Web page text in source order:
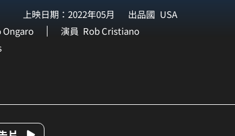
上映日期：2022年05月 出品國 USA
Ongaro 演員 Rob Cristiano